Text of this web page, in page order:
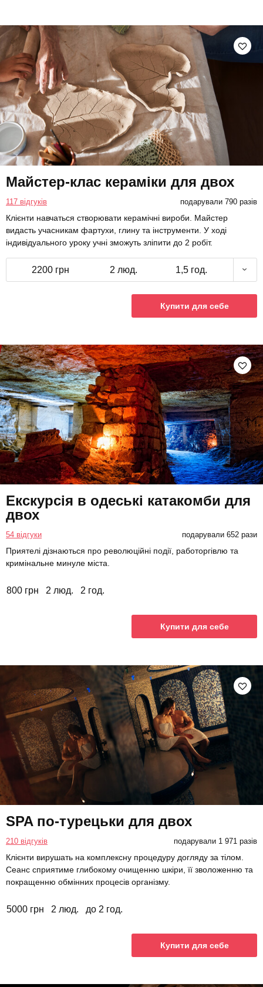
Майстер-клас кераміки для двох
117 відгуків подарували 790 разів
Клієнти навчаться створювати керамічні вироби. Майстер
видасть учасникам фартухи, глину та інструменти. У ході
індивідуального уроку учні зможуть зліпити до 2 робіт.
2200 грн 2 люд. 1,5 год.
Купити для себе
Екскурсія в одеські катакомби для
двох
54 відгуки подарували 652 рази
Приятелі дізнаються про революційні події, работоргівлю та
кримінальне минуле міста.
800 грн 2 люд. 2 год.
Купити для себе
SPA по-турецьки для двох
210 відгуків подарували 1 971 разів
Клієнти вирушать на комплексну процедуру догляду за тілом.
Сеанс сприятиме глибокому очищенню шкіри, її зволоженню та
покращенню обмінних процесів організму.
5000 грн 2 люд. до 2 год.
Купити для себе